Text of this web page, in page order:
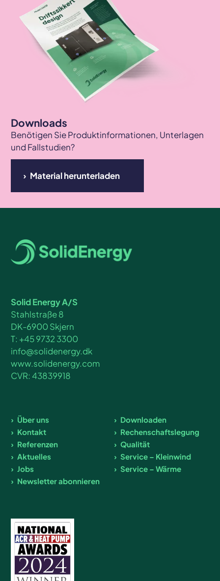
Downloads
Benötigen Sie Produktinformationen, Unterlagen
und Fallstudien?
Material herunterladen
Solid Energy A/S
Stahlstraße 8
DK-6900 Skjern
T: +45 9732 3300
info@solidenergy.dk
www.solidenergy.com
CVR: 43839918
Über uns
Kontakt
Referenzen
Aktuelles
Jobs
Newsletter abonnieren
Downloaden
Rechenschaftslegung
Qualität
Service – Kleinwind
Service – Wärme